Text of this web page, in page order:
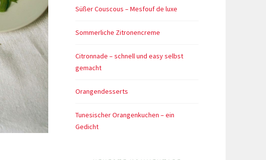
Süßer Couscous – Mesfouf de luxe
Sommerliche Zitronencreme
Citronnade – schnell und easy selbst
gemacht
Orangendesserts
Tunesischer Orangenkuchen – ein
Gedicht